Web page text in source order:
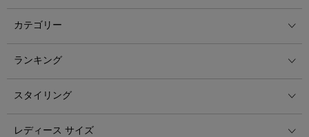
カテゴリー
ランキング
スタイリング
レディース サイズ